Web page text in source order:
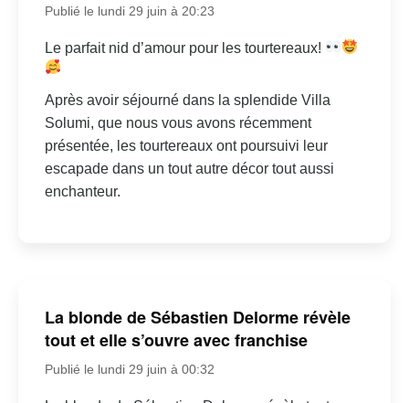
Publié le lundi 29 juin à 20:23
Le parfait nid d’amour pour les tourtereaux!
Après avoir séjourné dans la splendide Villa
Solumi, que nous vous avons récemment
présentée, les tourtereaux ont poursuivi leur
escapade dans un tout autre décor tout aussi
enchanteur.
La blonde de Sébastien Delorme révèle
tout et elle s’ouvre avec franchise
Publié le lundi 29 juin à 00:32